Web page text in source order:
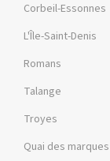
Corbeil-Essonnes
L'Île-Saint-Denis
Romans
Talange
Troyes
Quai des marques